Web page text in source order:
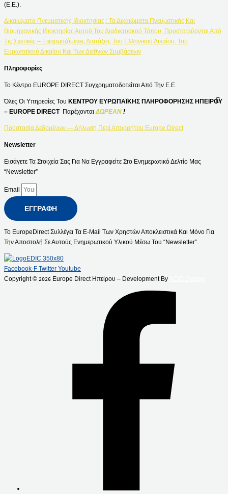
(Ε.Ε.).
Δικαιώματα Πνευματικής Ιδιοκτησίας : Τα Δικαιώματα Πνευματικής Και
Βιομηχανικής Ιδιοκτησίας Αυτού Του Διαδικτυακού Τόπου, Προστατεύονται Από
Τις Σχετικές – Εφαρμοζόμενες Διατάξεις Του Ελληνικού Δικαίου, Του
Ευρωπαϊκού Δικαίου Και Των Διεθνών Συμβάσεων
Πληροφορίες
Το Κέντρο EUROPE DIRECT Συγχρηματοδοτείται Από Την Ε.Ε.
Όλες Οι Υπηρεσίες Του ΚΕΝΤΡΟΥ ΕΥΡΩΠΑΪΚΗΣ ΠΛΗΡΟΦΟΡΗΣΗΣ ΗΠΕΙΡΟΥ
– EUROPE DIRECT Παρέχονται ΔΩΡΕΑΝ !
Προστασία Δεδομένων — Δήλωση Περί Απορρήτου Europe Direct
Newsletter
Εισάγετε Τα Στοιχεία Σας Για Να Εγγραφείτε Στο Ενημερωτικό Δελτίο Μας
“Newsletter”
Email
ΕΓΓΡΑΦΉ
Το EuropeDirect Συλλέγει Τα E-Mail Των Χρηστών Αποκλειστικά Και Μόνο Για
Την Αποστολή Σε Αυτούς Ενημερωτικού Υλικού Μέσω Του “Newsletter”.
Facebook-F Twitter Youtube
Copyright © 2026 Europe Direct Ηπείρου – Development By